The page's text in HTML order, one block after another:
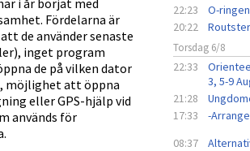
i år börjat med
Fördelarna är
de använder senaste
inget program
de på vilken dator
möjlighet att öppna
eller GPS-hjälp vid
används för
22:23
O-
20:22
Routster
Torsdag 6/8
22:33
3, 5-9
21:28
17:33
-
08:37